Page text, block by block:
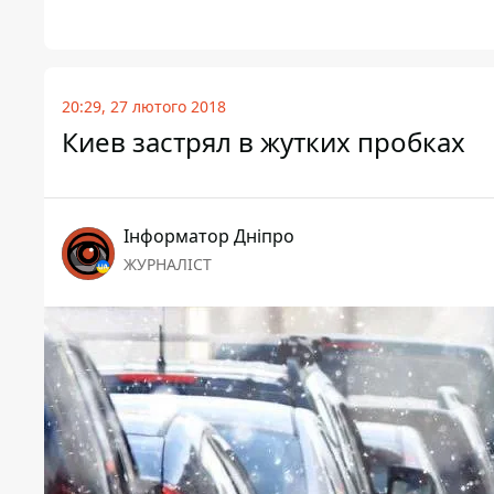
20:29, 27 лютого 2018
Киев застрял в жутких пробках
Інформатор Дніпро
ЖУРНАЛІСТ